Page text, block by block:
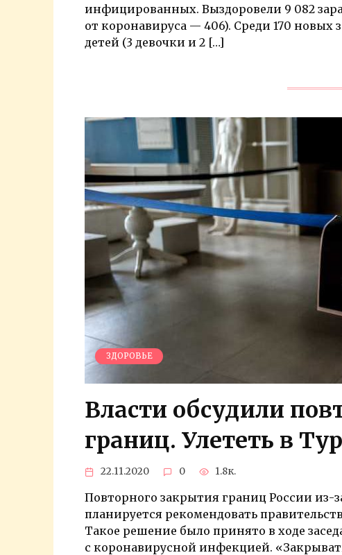
инфицированных. Выздоровели 9 082
от коронавируса — 406). Среди 170
детей (3 девочки и 2 […]
ЗДОРОВЬЕ
Власти обсудили
границ. Улететь в
22.11.2020 0 1.8к.
Повторного закрытия границ России из-
планируется рекомендовать
Такое решение было принято в ходе
с коронавирусной инфекцией.